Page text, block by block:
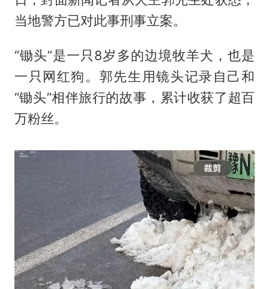
当地警方已对此事刑事立案。
“锄头”是一只8岁多的边境牧羊犬，也是
一只网红狗。郭先生用镜头记录自己和
“锄头”相伴旅行的故事，累计收获了超百
万粉丝。